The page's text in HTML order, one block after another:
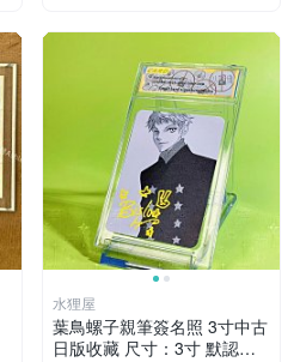
水狸屋
葉鳥螺子親筆簽名照 3寸中古
日版收藏 尺寸：3寸 默認初